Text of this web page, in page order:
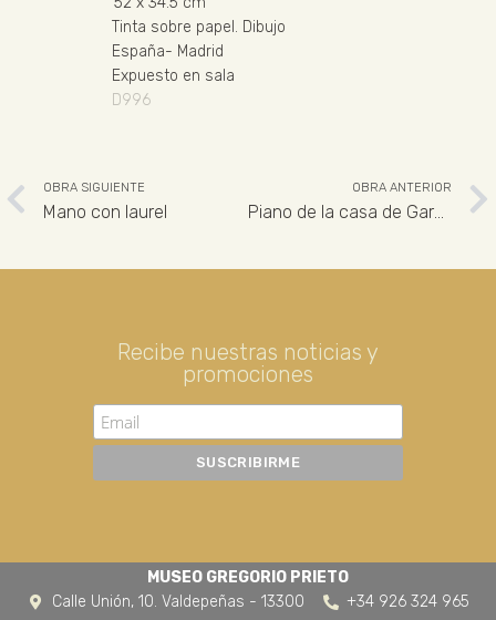
Tinta sobre papel . Dibujo
España- Madrid
Expuesto en sala
D996
OBRA SIGUIENTE
Mano con laurel
OBRA ANTERIOR
Piano de la casa de García Lorca. Fuente Vaqueros
Recibe nuestras noticias y
promociones
MUSEO GREGORIO PRIETO
Calle Unión, 10. Valdepeñas - 13300
+34 926 324 965